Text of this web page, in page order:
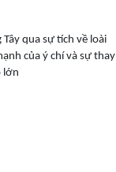
Tây qua sự tích về loài
của ý chí và sự thay
lớn